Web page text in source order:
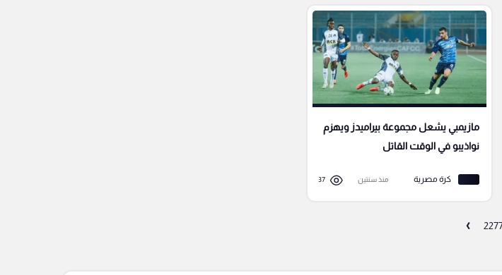
كرة مصرية
مازيمبي يشعل مجموعة بيراميدز ويهزم
نواذيبو في الوقت القاتل
منذ سنتين 37
›